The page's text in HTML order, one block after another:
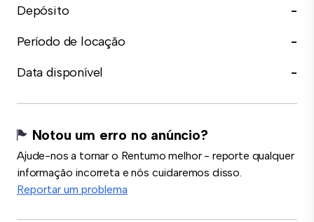
Depósito
-
Período de locação
-
Data disponível
-
Notou um erro no anúncio?
Ajude-nos a tornar o Rentumo melhor - reporte qualquer
informação incorreta e nós cuidaremos disso.
Reportar um problema